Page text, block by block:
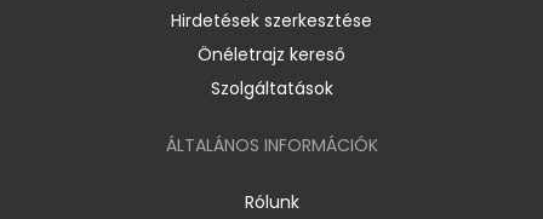
Hirdetések szerkesztése
Önéletrajz kereső
Szolgáltatások
ÁLTALÁNOS INFORMÁCIÓK
Rólunk